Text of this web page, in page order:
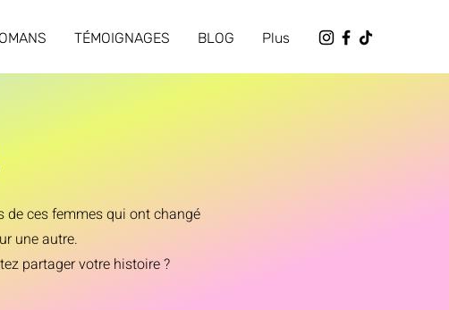
TÉMOIGNAGES BLOG Plus
de ces femmes qui ont changé
une autre.
partager votre histoire ?